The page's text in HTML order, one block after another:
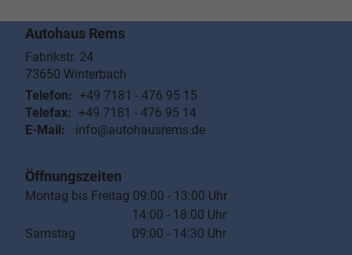
Autohaus Rems
Fabrikstr. 24
73650 Winterbach
Telefon: +49 7181 - 476 95 15
Telefax: +49 7181 - 476 95 14
E-Mail:
info@autohausrems.de
Öffnungszeiten
Montag bis Freitag 09:00 - 13:00 Uhr
14:00 - 18:00 Uhr
Samstag 09:00 - 14:30 Uhr